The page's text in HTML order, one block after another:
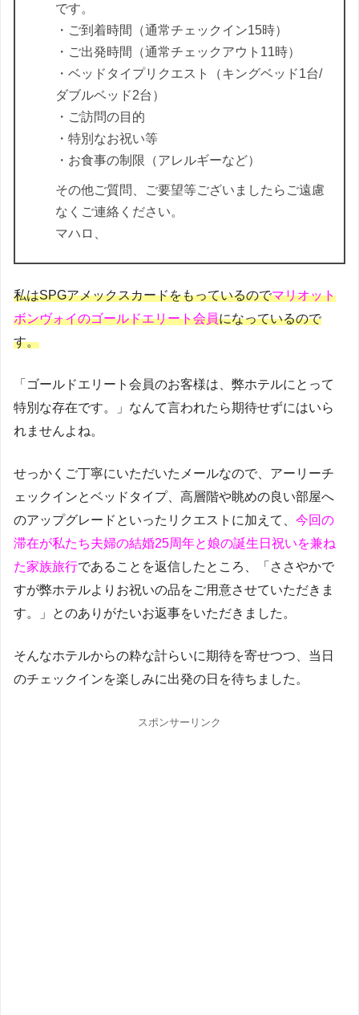
です。
・ご到着時間（通常チェックイン15時）
・ご出発時間（通常チェックアウト11時）
・ベッドタイプリクエスト（キングベッド1台/
ダブルベッド2台）
・ご訪問の目的
・特別なお祝い等
・お食事の制限（アレルギーなど）
その他ご質問、ご要望等ございましたらご遠慮
なくご連絡ください。
マハロ、
私はSPGアメックスカードをもっているのでマリオット
ボンヴォイのゴールドエリート会員になっているので
す。
「ゴールドエリート会員のお客様は、弊ホテルにとって
特別な存在です。」なんて言われたら期待せずにはいら
れませんよね。
せっかくご丁寧にいただいたメールなので、アーリーチ
ェックインとベッドタイプ、高層階や眺めの良い部屋へ
のアップグレードといったリクエストに加えて、 今回の
滞在が私たち夫婦の結婚25周年と娘の誕生日祝いを兼ね
た家族旅行であることを返信したところ、「ささやかで
すが弊ホテルよりお祝いの品をご用意させていただきま
す。」とのありがたいお返事をいただきました。
そんなホテルからの粋な計らいに期待を寄せつつ、当日
のチェックインを楽しみに出発の日を待ちました。
スポンサーリンク